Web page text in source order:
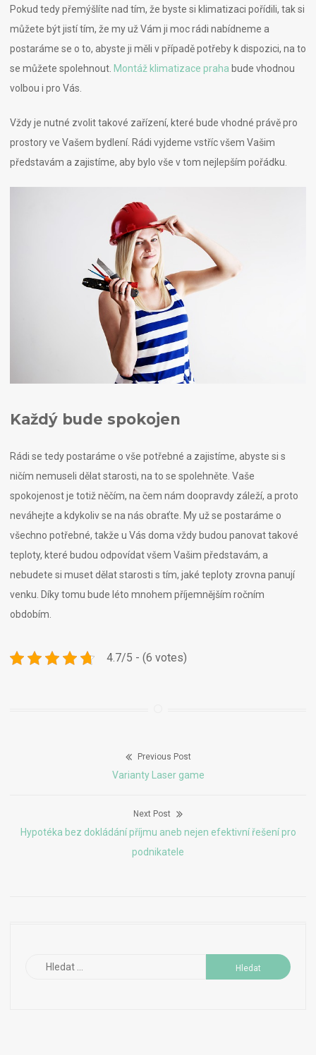
Pokud tedy přemýšlíte nad tím, že byste si klimatizaci pořídili, tak si
můžete být jistí tím, že my už Vám ji moc rádi nabídneme a
postaráme se o to, abyste ji měli v případě potřeby k dispozici, na to
se můžete spolehnout. Montáž klimatizace praha bude vhodnou
volbou i pro Vás.
Vždy je nutné zvolit takové zařízení, které bude vhodné právě pro
prostory ve Vašem bydlení. Rádi vyjdeme vstříc všem Vašim
představám a zajistíme, aby bylo vše v tom nejlepším pořádku.
Každý bude spokojen
Rádi se tedy postaráme o vše potřebné a zajistíme, abyste si s
ničím nemuseli dělat starosti, na to se spolehněte. Vaše
spokojenost je totiž něčím, na čem nám doopravdy záleží, a proto
neváhejte a kdykoliv se na nás obraťte. My už se postaráme o
všechno potřebné, takže u Vás doma vždy budou panovat takové
teploty, které budou odpovídat všem Vašim představám, a
nebudete si muset dělat starosti s tím, jaké teploty zrovna panují
venku. Díky tomu bude léto mnohem příjemnějším ročním
obdobím.
4.7/5 - (6 votes)
Previous Post
Previous
Varianty Laser game
Next Post
Next
Hypotéka bez dokládání příjmu aneb nejen efektivní řešení pro
podnikatele
Vyhledávání